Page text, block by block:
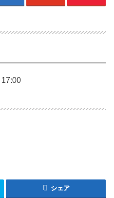
17:00
シェア